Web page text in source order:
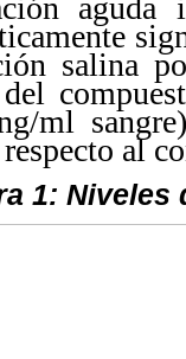
salina
del
ml
al
1: Niveles